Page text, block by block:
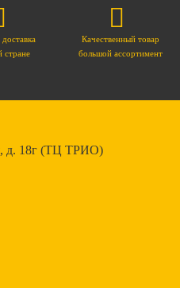
стране
Качественный товар
большой ассортимент
д. 18г (ТЦ ТРИО)